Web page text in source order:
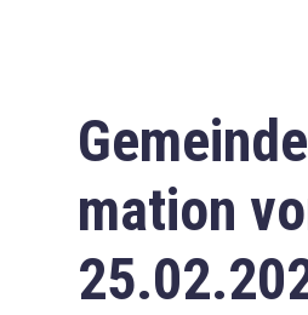
Downloads
Impressum
Datenschutzerklärung
mation